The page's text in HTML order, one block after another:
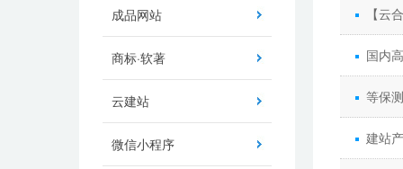
成品网站
商标·软著
云建站
微信小程序
【云
国内
等保
建站